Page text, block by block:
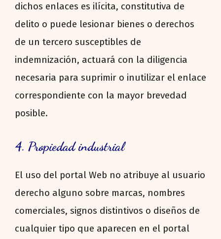
dichos enlaces es ilícita, constitutiva de
delito o puede lesionar bienes o derechos
de un tercero susceptibles de
indemnización, actuará con la diligencia
necesaria para suprimir o inutilizar el enlace
correspondiente con la mayor brevedad
posible.
4. Propiedad industrial
El uso del portal Web no atribuye al usuario
derecho alguno sobre marcas, nombres
comerciales, signos distintivos o diseños de
cualquier tipo que aparecen en el portal